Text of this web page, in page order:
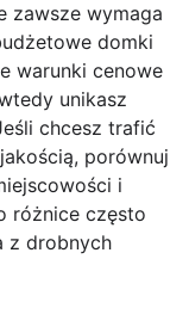
zawsze wymaga
domki
warunki cenowe
unikasz
chcesz trafić
porównuj
i
różnice często
z drobnych